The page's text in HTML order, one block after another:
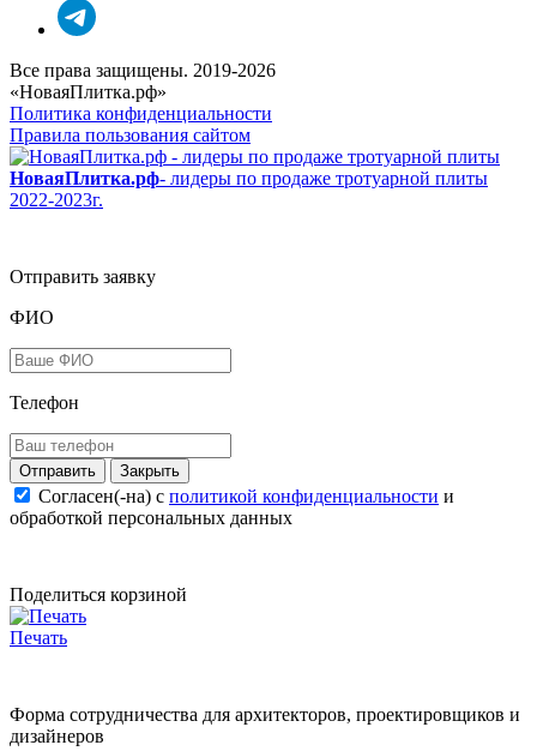
Все права защищены. 2019-2026
«НоваяПлитка.рф»
Политика конфиденциальности
Правила пользования сайтом
НоваяПлитка.рф- лидеры по продаже тротуарной плиты
2022-2023г.
Отправить заявку
ФИО
Телефон
Закрыть
Согласен(-на) c политикой конфиденциальности и
обработкой персональных данных
Поделиться корзиной
Печать
Форма сотрудничества для архитекторов, проектировщиков и
дизайнеров